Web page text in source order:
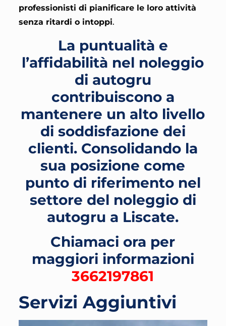
professionisti di pianificare le loro attività
senza ritardi o intoppi.
La puntualità e
l’affidabilità nel noleggio
di autogru
contribuiscono a
mantenere un alto livello
di soddisfazione dei
clienti. Consolidando la
sua posizione come
punto di riferimento nel
settore del noleggio di
autogru a Liscate.
Chiamaci ora per
maggiori informazioni
3662197861
Servizi Aggiuntivi